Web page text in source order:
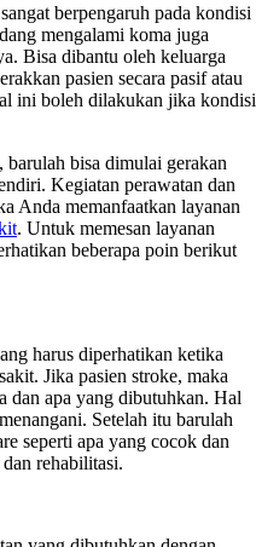
berpengaruh pada kondisi
mengalami koma juga
Bisa dibantu oleh keluarga
pasien secara pasif atau
ini boleh dilakukan jika kondisi
barulah bisa dimulai gerakan
Kegiatan perawatan dan
Anda memanfaatkan layanan
. Untuk memesan layanan
beberapa poin berikut
harus diperhatikan ketika
. Jika pasien stroke, maka
dan apa yang dibutuhkan. Hal
Setelah itu barulah
seperti apa yang cocok dan
rehabilitasi.